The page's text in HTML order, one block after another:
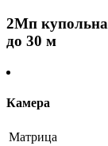
2Мп
до 30 м
Камера
Матрица